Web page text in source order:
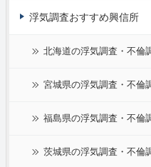
浮気調査おすすめ興信所
北海道の浮気調査・不倫
宮城県の浮気調査・不倫
福島県の浮気調査・不倫
茨城県の浮気調査・不倫